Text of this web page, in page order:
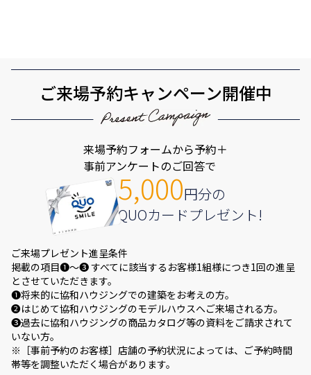
ご来場予約キャンペーン開催中
5,000円分の
QUOカードプレゼント!
来場予約フォームから予約＋
事前アンケートのご回答で
ご来場プレゼント進呈条件
掲載の項目❶～❸ すべてに該当するお客様1組様につき1回の進呈
とさせていただきます。
❶将来的に協和ハウジングでの建築をお考えの方。
❷はじめて協和ハウジングのモデルハウスへご来場される方。
❸過去に協和ハウジングの商品カタログ等の資料をご請求されて
いない方。
※［事前予約のお客様］店舗の予約状況によっては、ご予約時間
帯等を調整いただく場合があります。